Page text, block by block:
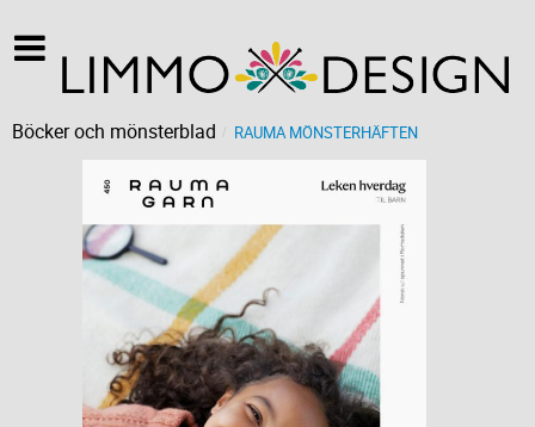
Böcker och mönsterblad RAUMA MÖNSTERHÄFTEN